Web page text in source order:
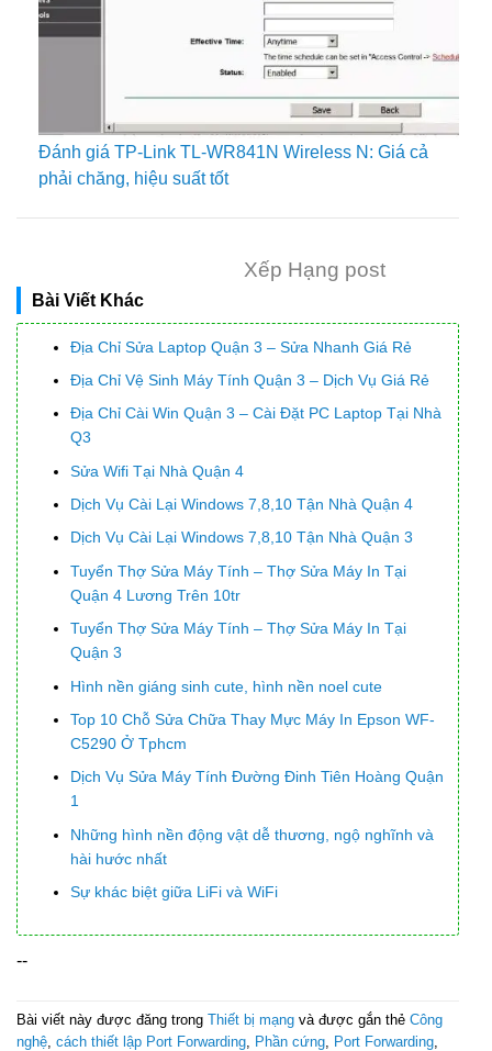
Đánh giá TP-Link TL-WR841N Wireless N: Giá cả
phải chăng, hiệu suất tốt
Xếp Hạng post
Bài Viết Khác
Địa Chỉ Sửa Laptop Quận 3 – Sửa Nhanh Giá Rẻ
Địa Chỉ Vệ Sinh Máy Tính Quận 3 – Dịch Vụ Giá Rẻ
Địa Chỉ Cài Win Quận 3 – Cài Đặt PC Laptop Tại Nhà
Q3
Sửa Wifi Tại Nhà Quận 4
Dịch Vụ Cài Lại Windows 7,8,10 Tận Nhà Quận 4
Dịch Vụ Cài Lại Windows 7,8,10 Tận Nhà Quận 3
Tuyển Thợ Sửa Máy Tính – Thợ Sửa Máy In Tại
Quận 4 Lương Trên 10tr
Tuyển Thợ Sửa Máy Tính – Thợ Sửa Máy In Tại
Quận 3
Hình nền giáng sinh cute, hình nền noel cute
Top 10 Chỗ Sửa Chữa Thay Mực Máy In Epson WF-
C5290 Ở Tphcm
Dịch Vụ Sửa Máy Tính Đường Đinh Tiên Hoàng Quận
1
Những hình nền động vật dễ thương, ngộ nghĩnh và
hài hước nhất
Sự khác biệt giữa LiFi và WiFi
--
Bài viết này được đăng trong Thiết bị mạng và được gắn thẻ Công
nghệ cách thiết lập Port Forwarding Phần cứng Port Forwarding